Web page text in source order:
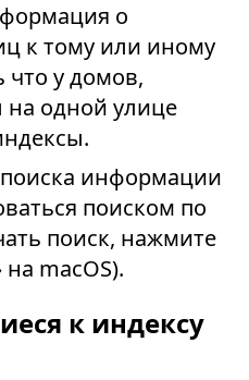
о
к тому или иному
что у домов,
одной улице
информации
поиском по
поиск, нажмите
на macOS).
к индексу